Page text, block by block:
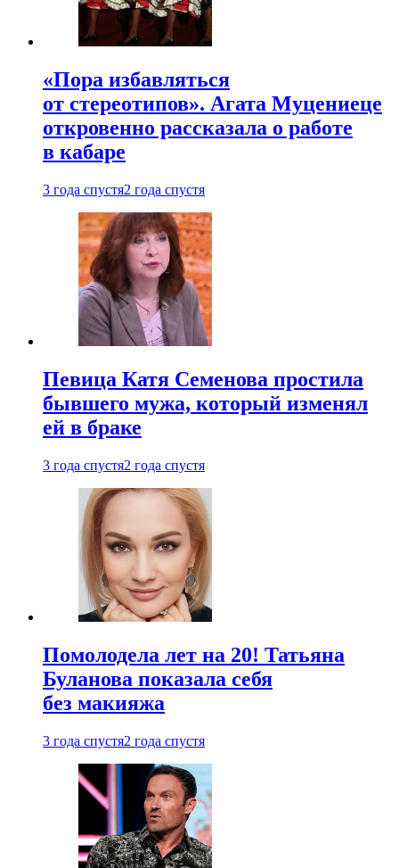
«Пора избавляться
от стереотипов». Агата Муцениеце
откровенно рассказала о работе
в кабаре
3 года спустя2 года спустя
Певица Катя Семенова простила
бывшего мужа, который изменял
ей в браке
3 года спустя2 года спустя
Помолодела лет на 20! Татьяна
Буланова показала себя
без макияжа
3 года спустя2 года спустя